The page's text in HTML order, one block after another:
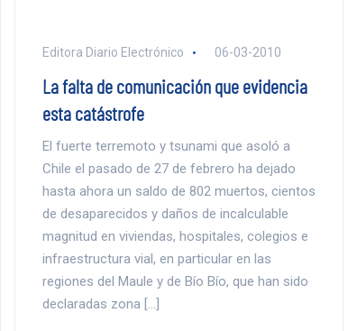
Editora Diario Electrónico 06-03-2010
La falta de comunicación que evidencia
esta catástrofe
El fuerte terremoto y tsunami que asoló a
Chile el pasado de 27 de febrero ha dejado
hasta ahora un saldo de 802 muertos, cientos
de desaparecidos y daños de incalculable
magnitud en viviendas, hospitales, colegios e
infraestructura vial, en particular en las
regiones del Maule y de Bío Bío, que han sido
declaradas zona […]